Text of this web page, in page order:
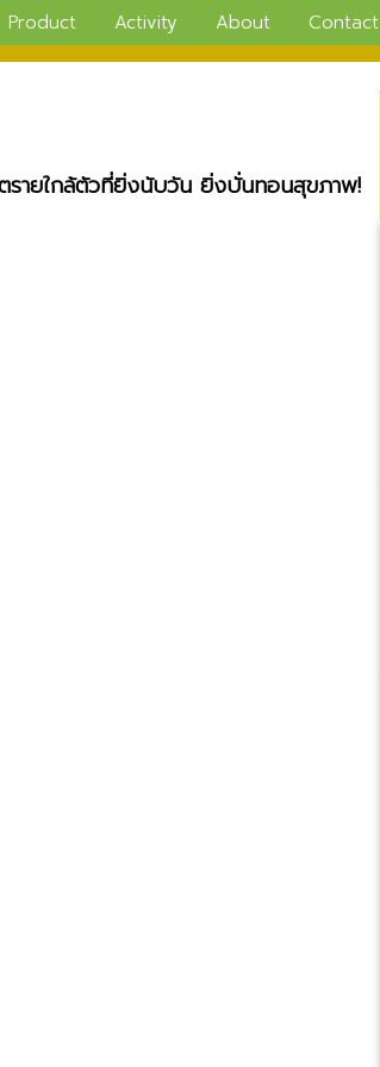
Product Activity About Contact
รายใกล้ตัวที่ยิ่งนับวัน ยิ่งบั่นทอนสุขภาพ!